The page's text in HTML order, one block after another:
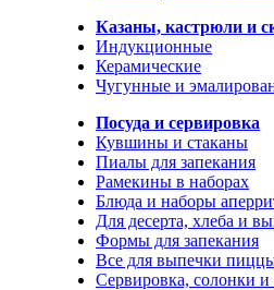
Казаны, кастрюли и
Индукционные
Керамические
Чугунные и
Посуда и сервировка
Кувшины и стаканы
Пиалы для запекания
Рамекины в наборах
Блюда и наборы
Для десерта, хлеба и
Формы для запекания
Все для выпечки
Сервировка, солонки и